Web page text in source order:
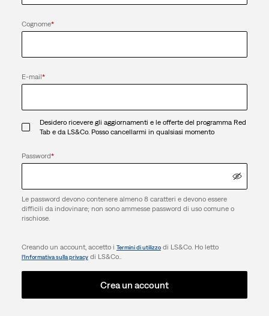
Cognome*
E-mail*
Desidero ricevere gli aggiornamenti e le offerte del programma Red
Tab e da LS&Co. Posso cancellarmi in qualsiasi momento
Password*
Le password devono contenere almeno 8 caratteri e devono essere
difficili da indovinare; non sono ammesse password di uso comune o
rischiose.
Creando un account, accetto i Termini di utilizzodi LS&Co. Ho letto
l’Informativa sulla privacydi LS&Co..
Crea un account